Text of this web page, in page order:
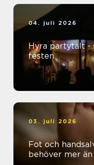
04. juli 2026
Hyra partytält -
festen
03. juli 2026
Fot och handsalva
behöver mer